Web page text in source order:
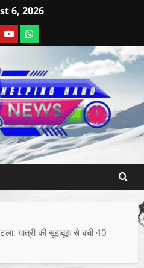
6, 2026
टला, यात्री की सूझबूझ से बची 40